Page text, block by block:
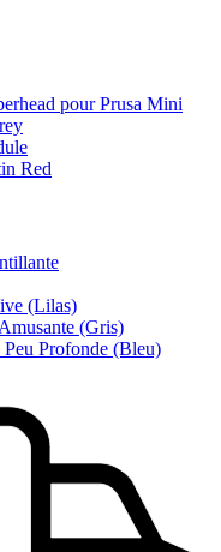
pour Prusa Mini
Red
(Lilas)
(Gris)
Profonde (Bleu)